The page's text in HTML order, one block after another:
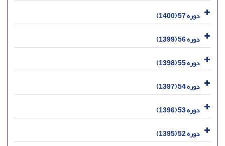
دوره 57 (1400)
دوره 56 (1399)
دوره 55 (1398)
دوره 54 (1397)
دوره 53 (1396)
دوره 52 (1395)